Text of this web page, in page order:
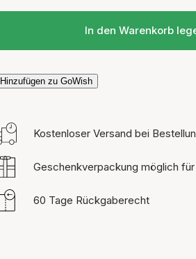
In den Warenkorb
Hinzufügen zu GoWish
Kostenloser Versand bei
Geschenkverpackung möglich
60 Tage Rückgaberecht